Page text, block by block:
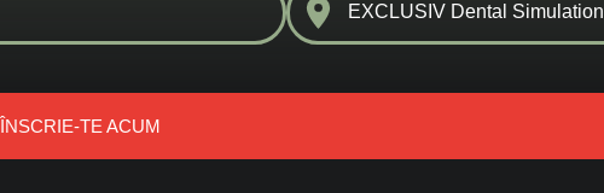
EXCLUSIV Dental Simulation
ÎNSCRIE-TE ACUM